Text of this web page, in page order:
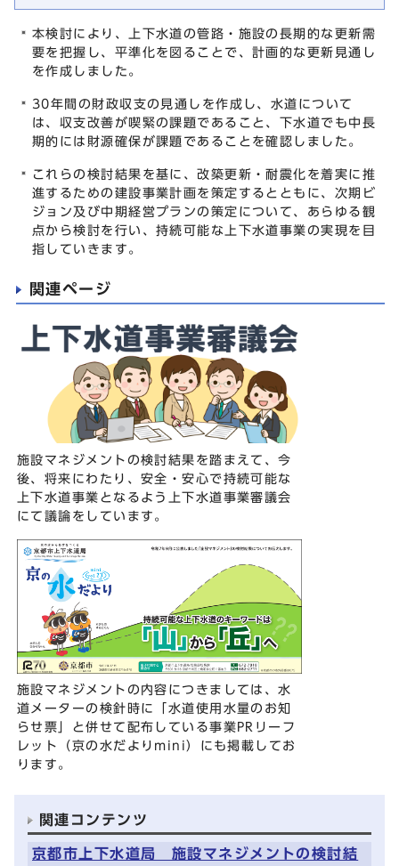
本検討により、上下水道の管路・施設の長期的な更新需
要を把握し、平準化を図ることで、計画的な更新見通し
を作成しました。
30年間の財政収支の見通しを作成し、水道について
は、収支改善が喫緊の課題であること、下水道でも中長
期的には財源確保が課題であることを確認しました。
これらの検討結果を基に、改築更新・耐震化を着実に推
進するための建設事業計画を策定するとともに、次期ビ
ジョン及び中期経営プランの策定について、あらゆる観
点から検討を行い、持続可能な上下水道事業の実現を目
指していきます。
関連ページ
施設マネジメントの検討結果を踏まえて、今
後、将来にわたり、安全・安心で持続可能な
上下水道事業となるよう上下水道事業審議会
にて議論をしています。
施設マネジメントの内容につきましては、水
道メーターの検針時に「水道使用水量のお知
らせ票」と併せて配布している事業PRリーフ
レット（京の水だよりmini）にも掲載してお
ります。
関連コンテンツ
京都市上下水道局 施設マネジメントの検討結